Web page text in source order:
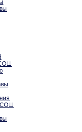
СОШ